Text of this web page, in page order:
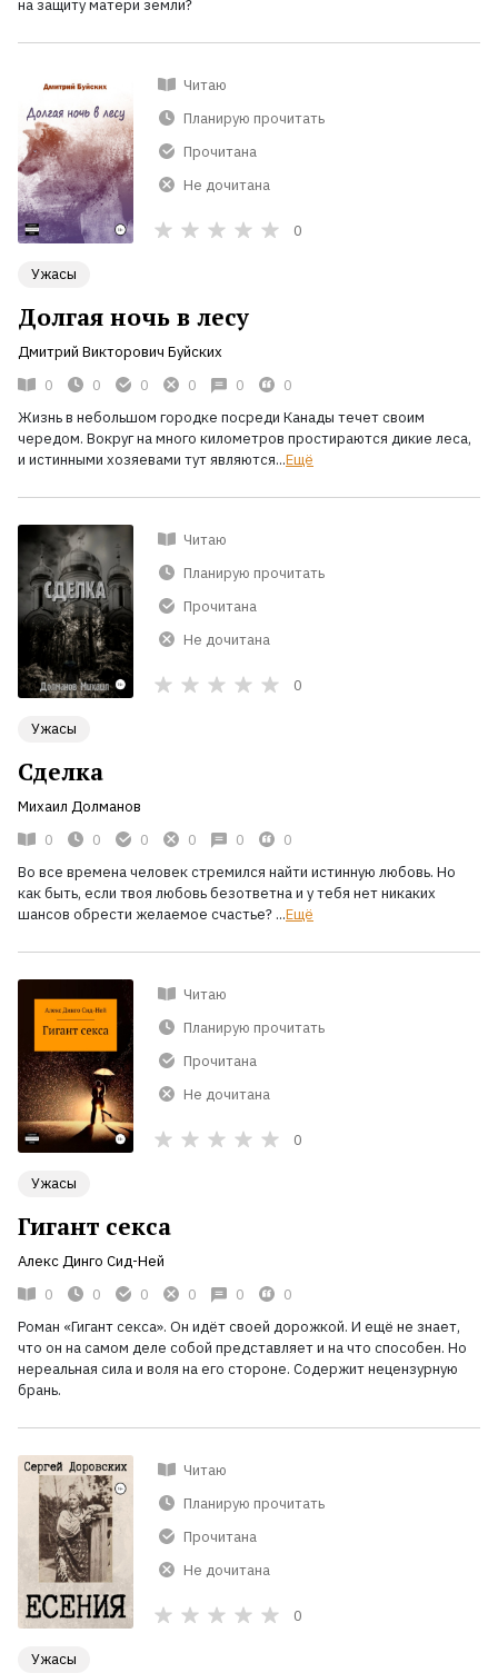
на защиту матери земли?
Читаю
Планирую прочитать
Прочитана
Не дочитана
0
Ужасы
Долгая ночь в лесу
Дмитрий Викторович Буйских
0
0 0 0 0
0
Жизнь в небольшом городке посреди Канады течет своим
чередом. Вокруг на много километров простираются дикие леса,
и истинными хозяевами тут являются...Ещё
Читаю
Планирую прочитать
Прочитана
Не дочитана
0
Ужасы
Сделка
Михаил Долманов
0
0 0 0 0
0
Во все времена человек стремился найти истинную любовь. Но
как быть, если твоя любовь безответна и у тебя нет никаких
шансов обрести желаемое счастье? ...Ещё
Читаю
Планирую прочитать
Прочитана
Не дочитана
0
Ужасы
Гигант секса
Алекс Динго Сид-Ней
0
0 0 0 0
0
Роман «Гигант секса». Он идёт своей дорожкой. И ещё не знает,
что он на самом деле собой представляет и на что способен. Но
нереальная сила и воля на его стороне. Содержит нецензурную
брань.
Читаю
Планирую прочитать
Прочитана
Не дочитана
0
Ужасы